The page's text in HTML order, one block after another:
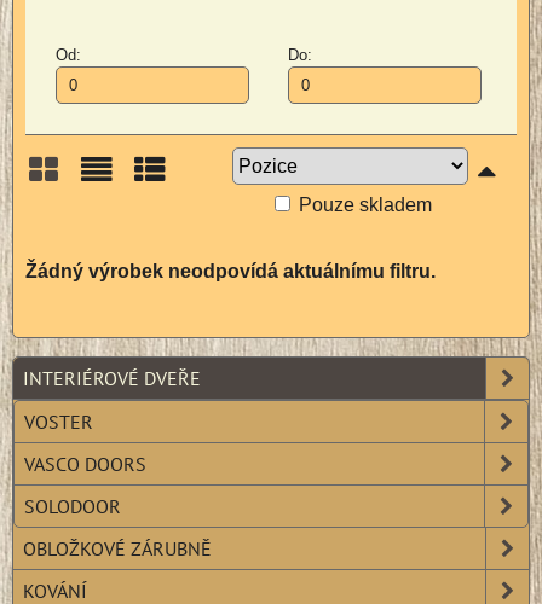
Od: Do:
Pouze skladem
INTERIÉROVÉ DVEŘE
VOSTER
VASCO DOORS
SOLODOOR
OBLOŽKOVÉ ZÁRUBNĚ
KOVÁNÍ